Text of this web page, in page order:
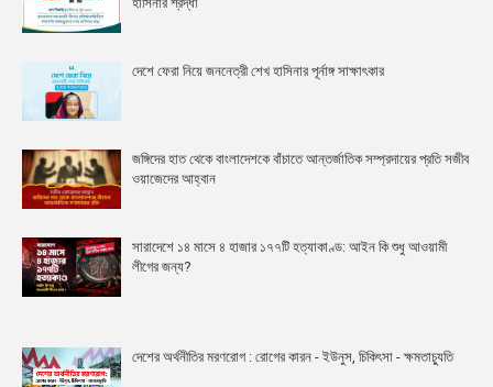
দেশে ফেরা নিয়ে জননেত্রী শেখ হাসিনার পূর্নাঙ্গ সাক্ষাৎকার
জঙ্গিদের হাত থেকে বাংলাদেশকে বাঁচাতে আন্তর্জাতিক সম্প্রদায়ের প্রতি সজীব
ওয়াজেদের আহ্বান
সারাদেশে ১৪ মাসে ৪ হাজার ১৭৭টি হত্যাকাণ্ড: আইন কি শুধু আওয়ামী
লীগের জন্য?
দেশের অর্থনীতির মরণরোগ : রোগের কারন - ইউনুস, চিকিৎসা - ক্ষমতাচ্যুতি